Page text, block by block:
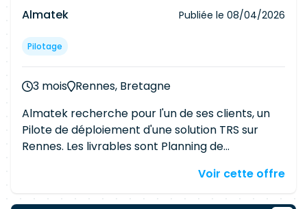
Travailler avec l'intégrateur et l'équipe métier
calendrier Participer à la recette et au
GO/NOGO..
Almatek Publiée le 08/04/2026
Pilotage
3 mois Rennes, Bretagne
Almatek recherche pour l'un de ses clients, un
Pilote de déploiement d'une solution TRS sur
Rennes. Les livrables sont Planning de
d'évolutions et de configurations Suivi des
Voir cette offre